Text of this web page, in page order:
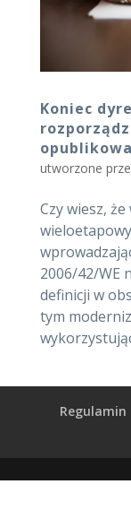
Koniec
utworzone
Czy wiesz, że
2006/42/WE
definicji w
tym
Regulamin